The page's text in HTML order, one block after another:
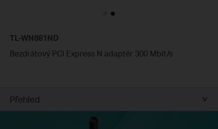
TL-WN881ND
Bezdrátový PCI Express N adaptér 300 Mbit/s
Přehled